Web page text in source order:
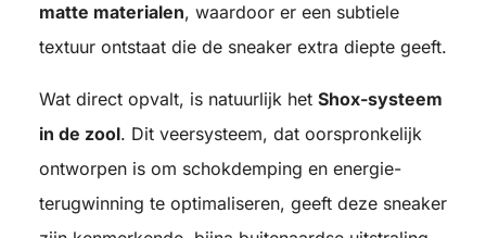
matte materialen, waardoor er een subtiele
textuur ontstaat die de sneaker extra diepte geeft.
Wat direct opvalt, is natuurlijk het Shox-systeem
in de zool. Dit veersysteem, dat oorspronkelijk
ontworpen is om schokdemping en energie-
terugwinning te optimaliseren, geeft deze sneaker